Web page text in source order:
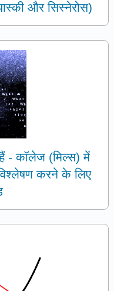
और सिस्नेरोस)
- कॉलेज (मिल्स) में
करने के लिए